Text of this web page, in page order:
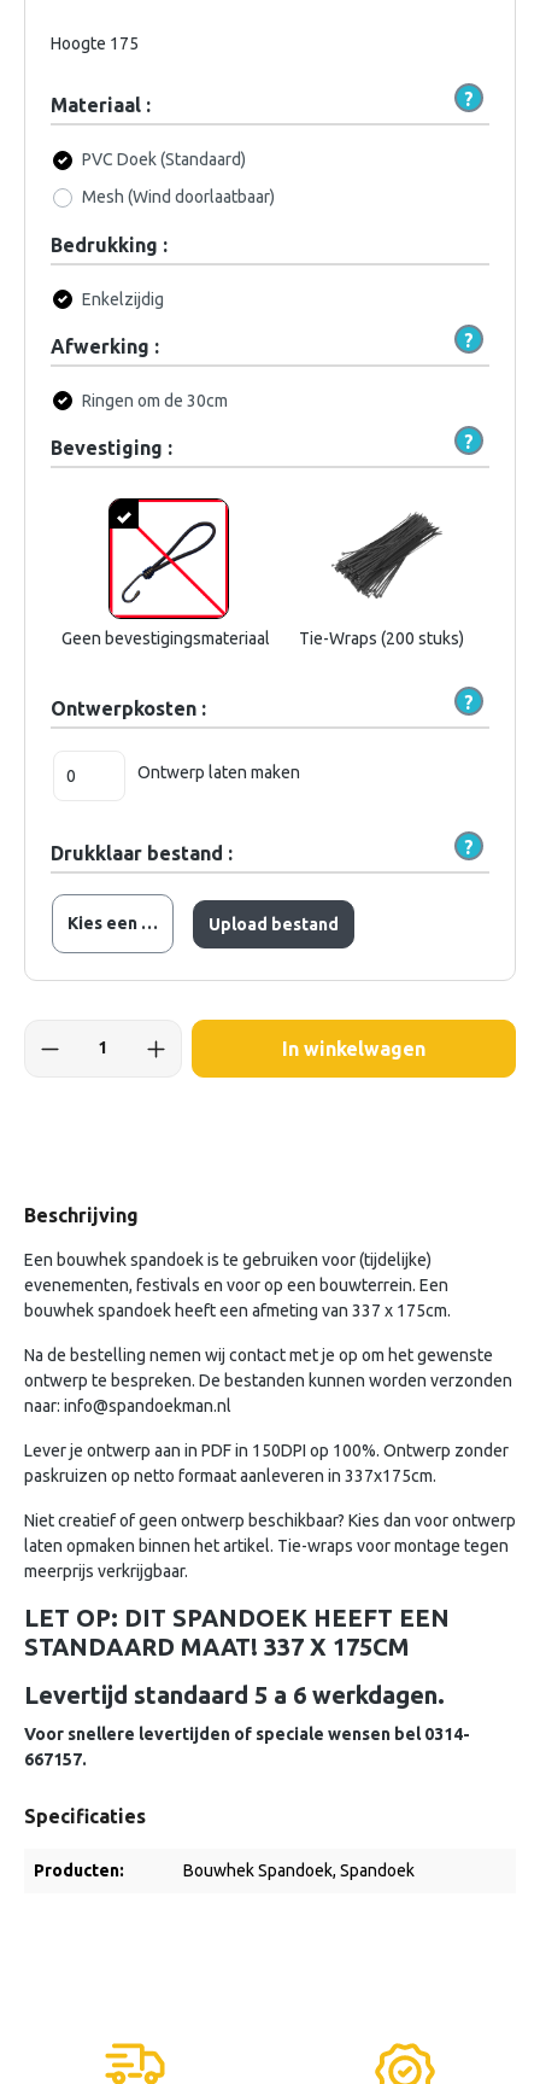
Hoogte 175
Materiaal :
PVC Doek (Standaard)
Mesh (Wind doorlaatbaar)
Bedrukking :
Enkelzijdig
Afwerking :
Ringen om de 30cm
Bevestiging :
Geen bevestigingsmateriaal Tie-Wraps (200 stuks)
Ontwerpkosten :
Ontwerp laten maken
Drukklaar bestand :
Kies een bestand Upload bestand
In winkelwagen
Beschrijving
Een bouwhek spandoek is te gebruiken voor (tijdelijke)
evenementen, festivals en voor op een bouwterrein. Een
bouwhek spandoek heeft een afmeting van 337 x 175cm.
Na de bestelling nemen wij contact met je op om het gewenste
ontwerp te bespreken. De bestanden kunnen worden verzonden
naar: info@spandoekman.nl
Lever je ontwerp aan in PDF in 150DPI op 100%. Ontwerp zonder
paskruizen op netto formaat aanleveren in 337x175cm.
Niet creatief of geen ontwerp beschikbaar? Kies dan voor ontwerp
laten opmaken binnen het artikel. Tie-wraps voor montage tegen
meerprijs verkrijgbaar.
LET OP: DIT SPANDOEK HEEFT EEN
STANDAARD MAAT! 337 X 175CM
Levertijd standaard 5 a 6 werkdagen.
Voor snellere levertijden of speciale wensen bel 0314-
667157.
Specificaties
Producten: Bouwhek Spandoek, Spandoek